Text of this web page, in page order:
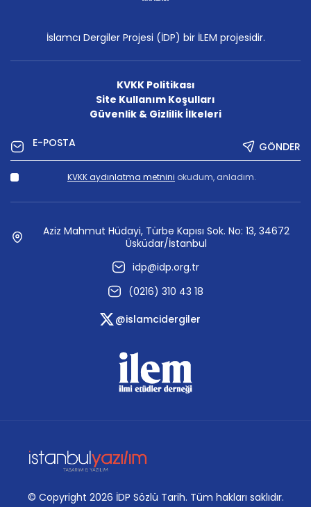
İslamcı Dergiler Projesi (İDP) bir İLEM projesidir.
KVKK Politikası
Site Kullanım Koşulları
Güvenlik & Gizlilik İlkeleri
GÖNDER
KVKK aydınlatma metnini okudum, anladım.
Aziz Mahmut Hüdayi, Türbe Kapısı Sok. No: 13, 34672
Üsküdar/İstanbul
idp@idp.org.tr
(0216) 310 43 18
@islamcidergiler
© Copyright 2026 İDP Sözlü Tarih. Tüm hakları saklıdır.